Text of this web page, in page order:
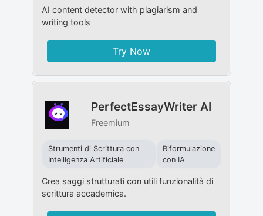
AI content detector with plagiarism and
writing tools
Try Now
PerfectEssayWriter AI
Freemium
Strumenti di Scrittura con
Intelligenza Artificiale
Riformulazione
con IA
Crea saggi strutturati con utili funzionalità di
scrittura accademica.